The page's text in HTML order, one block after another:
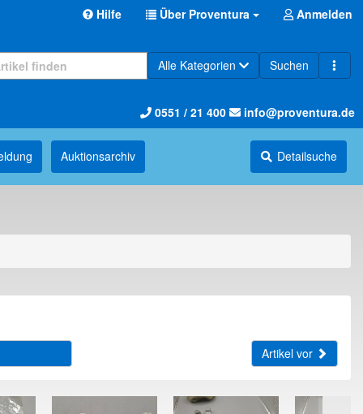
Hilfe Über Proventura Anmelden
Alle Kategorien Suchen
0551 / 21 400 info@proventura.de
Auktions­archiv Detailsuche
Artikel vor